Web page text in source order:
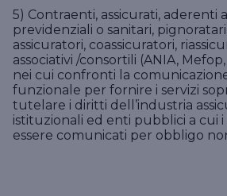
5) Contraenti, assicurati, aderenti
previdenziali o sanitari,
assicuratori, coassicuratori,
associativi /consortili (ANIA,
nei cui confronti la
funzionale per fornire i servizi
tutelare i diritti dell’industria
istituzionali ed enti pubblici a cui
essere comunicati per obbligo